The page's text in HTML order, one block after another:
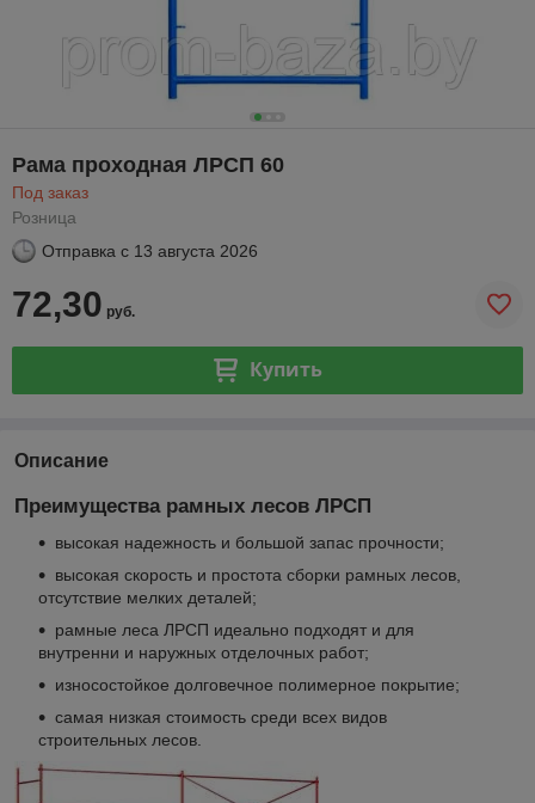
Рама проходная ЛРСП 60
Под заказ
Розница
Отправка с 13 августа 2026
72,30 руб.
Купить
Описание
Преимущества рамных лесов ЛРСП
высокая надежность и большой запас прочности;
высокая скорость и простота сборки рамных лесов,
отсутствие мелких деталей;
рамные леса ЛРСП идеально подходят и для
внутренни и наружных отделочных работ;
износостойкое долговечное полимерное покрытие;
самая низкая стоимость среди всех видов
строительных лесов.